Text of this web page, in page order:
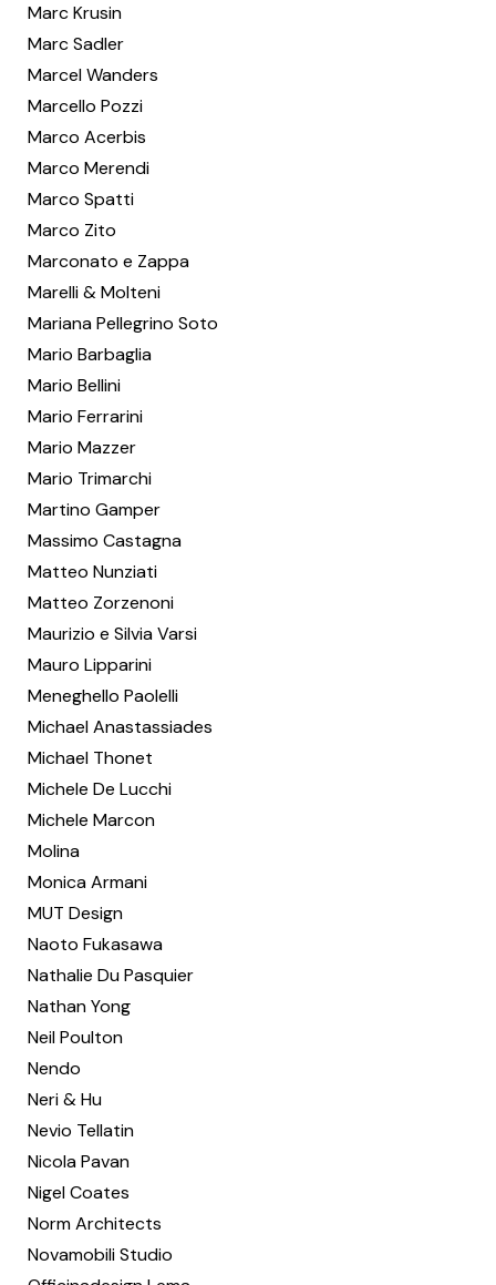
Marc Krusin
Marc Sadler
Marcel Wanders
Marcello Pozzi
Marco Acerbis
Marco Merendi
Marco Spatti
Marco Zito
Marconato e Zappa
Marelli & Molteni
Mariana Pellegrino Soto
Mario Barbaglia
Mario Bellini
Mario Ferrarini
Mario Mazzer
Mario Trimarchi
Martino Gamper
Massimo Castagna
Matteo Nunziati
Matteo Zorzenoni
Maurizio e Silvia Varsi
Mauro Lipparini
Meneghello Paolelli
Michael Anastassiades
Michael Thonet
Michele De Lucchi
Michele Marcon
Molina
Monica Armani
MUT Design
Naoto Fukasawa
Nathalie Du Pasquier
Nathan Yong
Neil Poulton
Nendo
Neri & Hu
Nevio Tellatin
Nicola Pavan
Nigel Coates
Norm Architects
Novamobili Studio